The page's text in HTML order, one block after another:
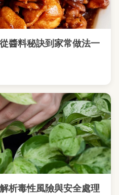
醬料秘訣到家常做法一
析毒性風險與安全處理